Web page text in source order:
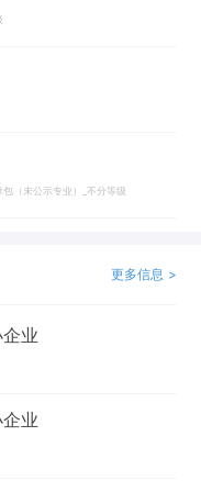
（未公示专业）_不分等级
更多信息 >
业
业